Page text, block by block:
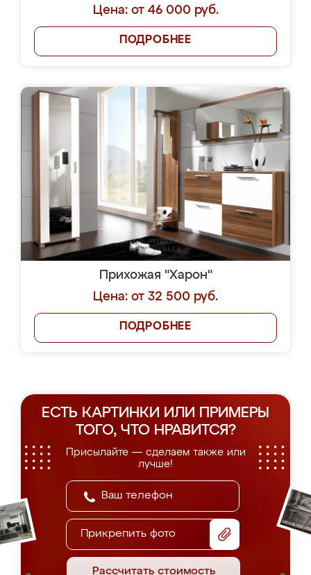
Цена: от 46 000 руб.
ПОДРОБНЕЕ
Прихожая "Харон"
Цена: от 32 500 руб.
ПОДРОБНЕЕ
ЕСТЬ КАРТИНКИ ИЛИ ПРИМЕРЫ
ТОГО, ЧТО НРАВИТСЯ?
Присылайте — сделаем также или
лучше!
Прикрепить фото
Рассчитать стоимость